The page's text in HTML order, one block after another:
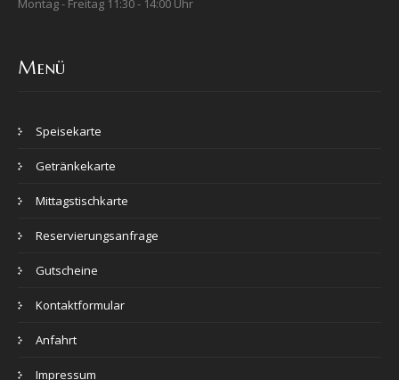
Montag - Freitag 11:30 - 14:00 Uhr
Menü
Speisekarte
Getränkekarte
Mittagstischkarte
Reservierungsanfrage
Gutscheine
Kontaktformular
Anfahrt
Impressum